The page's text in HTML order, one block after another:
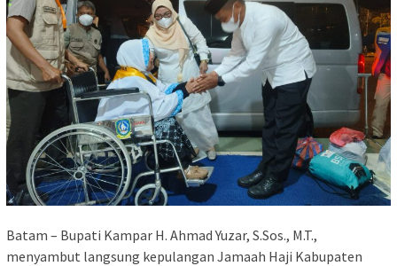
Batam – Bupati Kampar H. Ahmad Yuzar, S.Sos., M.T.,
menyambut langsung kepulangan Jamaah Haji Kabupaten